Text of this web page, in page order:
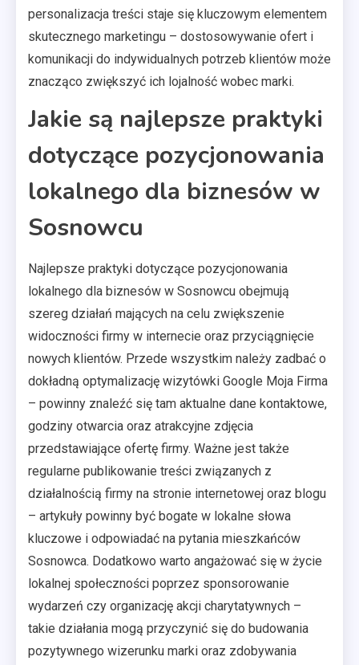
personalizacja treści staje się kluczowym elementem
skutecznego marketingu – dostosowywanie ofert i
komunikacji do indywidualnych potrzeb klientów może
znacząco zwiększyć ich lojalność wobec marki.
Jakie są najlepsze praktyki
dotyczące pozycjonowania
lokalnego dla biznesów w
Sosnowcu
Najlepsze praktyki dotyczące pozycjonowania
lokalnego dla biznesów w Sosnowcu obejmują
szereg działań mających na celu zwiększenie
widoczności firmy w internecie oraz przyciągnięcie
nowych klientów. Przede wszystkim należy zadbać o
dokładną optymalizację wizytówki Google Moja Firma
– powinny znaleźć się tam aktualne dane kontaktowe,
godziny otwarcia oraz atrakcyjne zdjęcia
przedstawiające ofertę firmy. Ważne jest także
regularne publikowanie treści związanych z
działalnością firmy na stronie internetowej oraz blogu
– artykuły powinny być bogate w lokalne słowa
kluczowe i odpowiadać na pytania mieszkańców
Sosnowca. Dodatkowo warto angażować się w życie
lokalnej społeczności poprzez sponsorowanie
wydarzeń czy organizację akcji charytatywnych –
takie działania mogą przyczynić się do budowania
pozytywnego wizerunku marki oraz zdobywania